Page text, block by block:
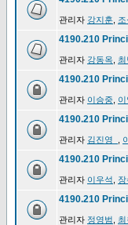
관리자 강지훈 조
4190.210
관리자 강동옥
4190.210
관리자 이승중 이
4190.210
관리자 김진영_
4190.210
관리자 이우석 장
4190.210
관리자 정영범 최